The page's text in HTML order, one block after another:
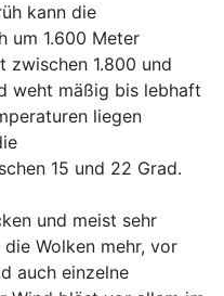
kann die
um 1.600 Meter
zwischen 1.800 und
weht mäßig bis lebhaft
liegen
15 und 22 Grad.
und meist sehr
Wolken mehr, vor
auch einzelne